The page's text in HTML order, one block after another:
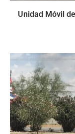
Unidad Móvil